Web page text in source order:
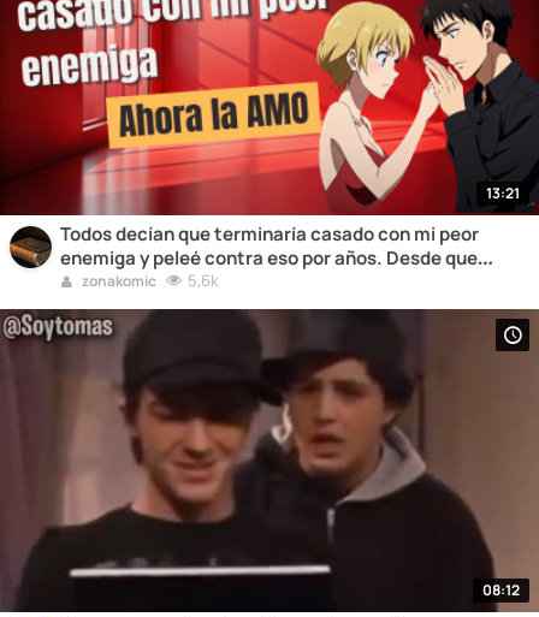
13:21
Todos decían que terminaría casado con mi peor
enemiga y peleé contra eso por años. Desde que
nacimos,
zonakomic 5,6k
08:12